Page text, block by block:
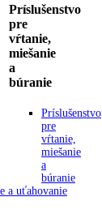
Príslušenstvo
pre
vŕtanie,
miešanie
a
búranie
Príslušenstvo
pre
vŕtanie,
miešanie
a
búranie
a uťahovanie